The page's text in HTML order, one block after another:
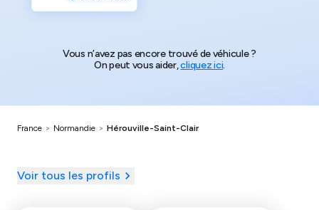
Vous n’avez pas encore trouvé de véhicule ?
On peut vous aider,cliquez ici.
France > Normandie > Hérouville-Saint-Clair
Voir tous les profils